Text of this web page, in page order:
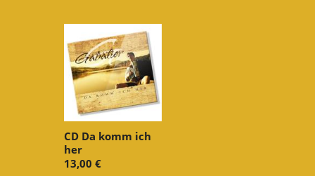
CD Da komm ich
her
13,00 €